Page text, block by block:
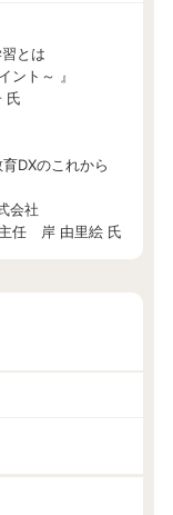
とは
ト～ 』
氏
DXのこれから
会社
岸 由里絵 氏